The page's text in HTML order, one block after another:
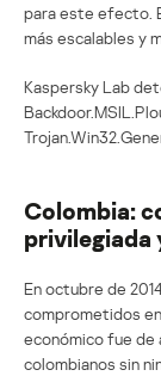
para este efecto.
más escalables y
Kaspersky Lab
Colombia:
privilegiada
En octubre de
comprometidos
económico fue de
colombianos sin